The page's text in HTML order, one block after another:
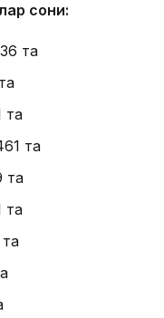
сони:
та
та
та
та
та